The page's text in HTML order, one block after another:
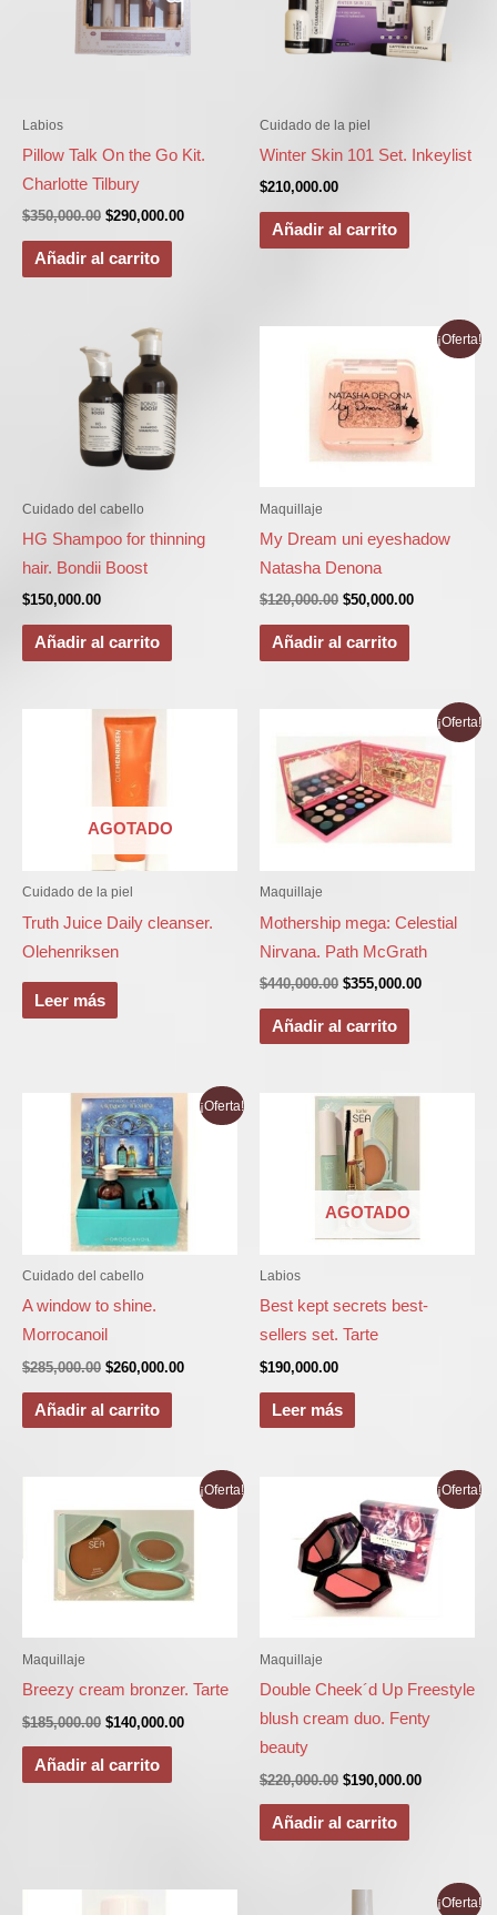
Labios
Pillow Talk On the Go Kit.
Charlotte Tilbury
$350,000.00
era:
$350,000.00.
$290,000.00
$290,000.00.
Añadir al carrito
Cuidado de la piel
Winter Skin 101 Set. Inkeylist
$210,000.00
Añadir al carrito
Cuidado del cabello
HG Shampoo for thinning
hair. Bondii Boost
$150,000.00
Añadir al carrito
¡Oferta!
Maquillaje
My Dream uni eyeshadow
Natasha Denona
$120,000.00
original
era:
$120,000.00.
$50,000.00
precio
actual
$50,000.00.
Añadir al carrito
AGOTADO
Cuidado de la piel
Truth Juice Daily cleanser.
Olehenriksen
Leer más
¡Oferta!
Maquillaje
Mothership mega: Celestial
Nirvana. Path McGrath
$440,000.00
precio
original
era:
$440,000.00.
$355,000.00
precio
actual
es:
Añadir al carrito
¡Oferta!
Cuidado del cabello
A window to shine.
Morrocanoil
$285,000.00
El
precio
original
era:
$285,000.00.
$260,000.00
precio
Añadir al carrito
AGOTADO
Labios
Best kept secrets best-
sellers set. Tarte
$190,000.00
Leer más
¡Oferta!
Maquillaje
Breezy cream bronzer. Tarte
$185,000.00
original
era:
$185,000.00.
$140,000.00
precio
$140,000.00.
Añadir al carrito
¡Oferta!
Maquillaje
Double Cheek´d Up Freestyle
blush cream duo. Fenty
beauty
$220,000.00
precio
original
era:
$220,000.00.
$190,000.00
precio
actual
es:
Añadir al carrito
¡Oferta!